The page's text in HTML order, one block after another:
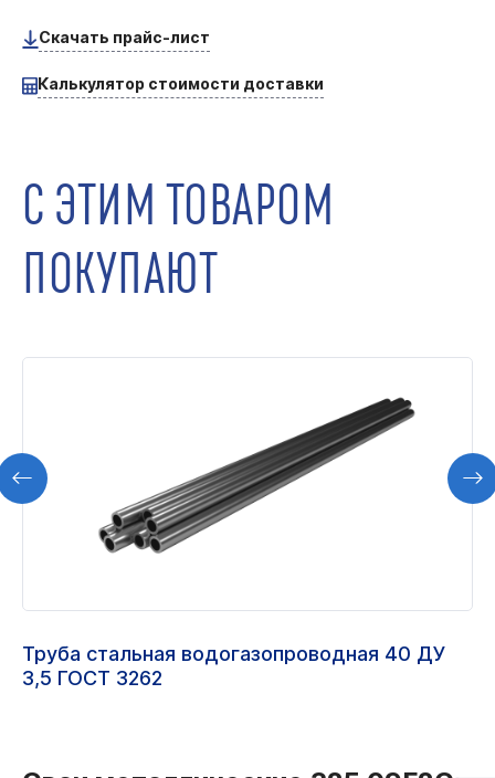
Скачать прайс-лист
Калькулятор стоимости доставки
С ЭТИМ ТОВАРОМ
ПОКУПАЮТ
Труба стальная водогазопроводная 40 ДУ
3,5 ГОСТ 3262